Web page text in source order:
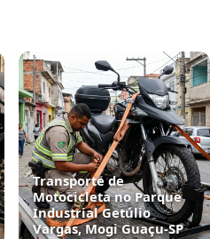
Transporte de
Motocicleta no Parque
Industrial Getúlio
Vargas, Mogi Guaçu‑SP